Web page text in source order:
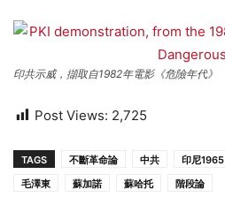
印共示威，擷取自1982年電影《危險年代》
Post Views: 2,725
TAGS 不斷革命論 中共 印尼1965
毛澤東
蘇加諾 蘇哈托 階段論